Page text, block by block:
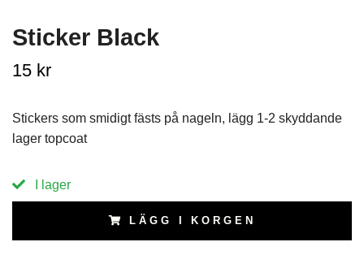
Sticker Black
15 kr
Stickers som smidigt fästs på nageln, lägg 1-2 skyddande
lager topcoat
I lager
LÄGG I KORGEN